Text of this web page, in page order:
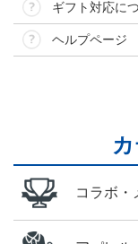
ギフト対応に
ヘルプページ
コラボ・